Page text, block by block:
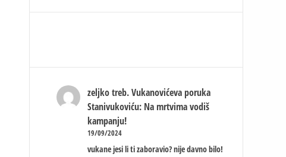
zeljko treb. Vukanovićeva poruka
Stanivukoviću: Na mrtvima vodiš
kampanju!
19/09/2024
vukane jesi li ti zaboravio? nije davno bilo!